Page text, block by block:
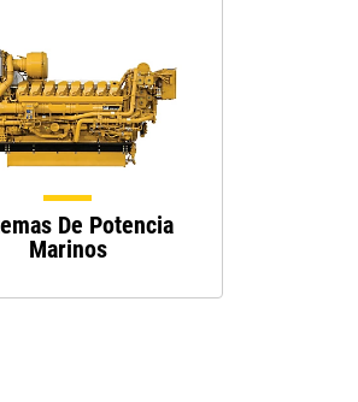
De Potencia
Marinos